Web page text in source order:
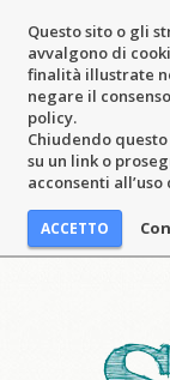
Questo sito o gli
avvalgono di
finalità illustrate
negare il
policy.
Chiudendo
su un link o
acconsenti all’uso